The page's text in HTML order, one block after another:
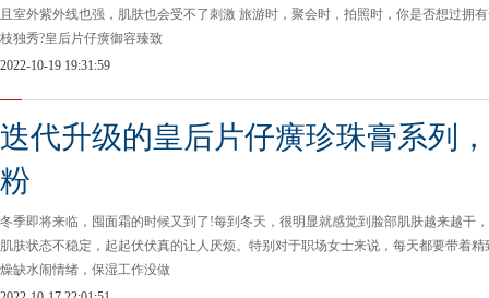
且室外紫外线也强，肌肤也会受不了刺激 旅游时，聚会时，拍照时，你是否想过拥
枝独秀?皇后片仔癀御容臻致
2022-10-19 19:31:59
迭代升级的皇后片仔癀珍珠膏系列
粉
冬季即将来临，囤面霜的时候又到了!每到冬天，很明显就感觉到脸部肌肤越来越干
肌肤状态不稳定，起起伏伏真的让人厌烦。特别对于职场女士来说，每天都要带着
燥缺水闹情绪，保湿工作没做